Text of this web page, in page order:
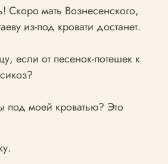
мать Вознесенского,
из-под кровати достанет.
если от песенок-потешек к
под моей кроватью? Это